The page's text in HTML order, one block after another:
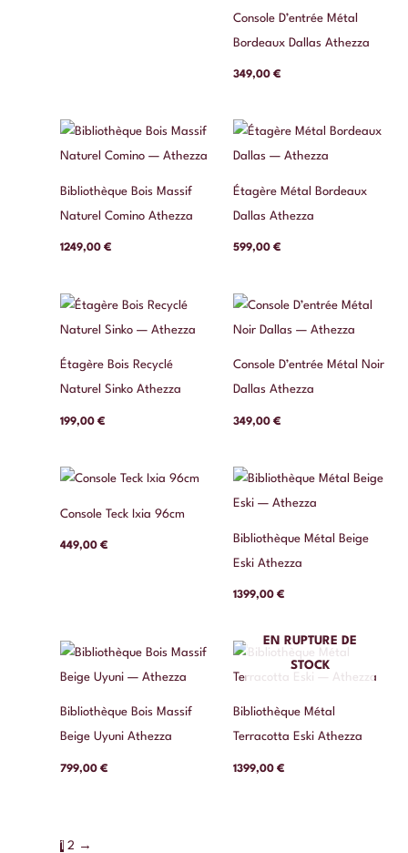
Console D’entrée Métal
Bordeaux Dallas Athezza
349,00 €
Bibliothèque Bois Massif
Naturel Comino Athezza
1249,00€
Étagère Métal Bordeaux
Dallas Athezza
599,00 €
Étagère Bois Recyclé
Naturel Sinko Athezza
199,00€
Console D’entrée Métal Noir
Dallas Athezza
349,00 €
Console Teck Ixia 96cm
449,00€
Bibliothèque Métal Beige
Eski Athezza
1399,00 €
Bibliothèque Bois Massif
Beige Uyuni Athezza
799,00€
EN RUPTURE DE
STOCK
Bibliothèque Métal
Terracotta Eski Athezza
1399,00 €
1 2 →